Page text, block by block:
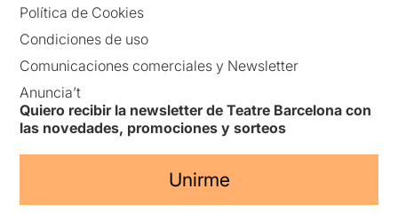
Política de Cookies
Condiciones de uso
Comunicaciones comerciales y Newsletter
Anuncia’t
Quiero recibir la newsletter de Teatre Barcelona con
las novedades, promociones y sorteos
Unirme